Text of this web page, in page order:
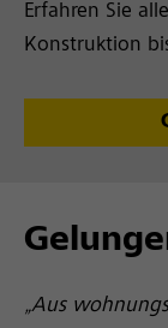
Erfahren Sie
Konstruktion
„Aus